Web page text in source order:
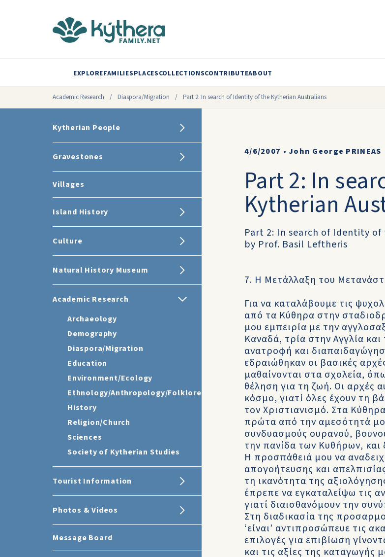
EXPLOREFAMILIESPLACESCOLLECTIONSCONTRIBUTEABOUT
Academic Research / Diaspora/Migration / Part 2: In search of Identity of the Kytherian Australians
Kytherian People
Gravestones
Villages
Island History
Culture
Natural History Museum
Academic Research
Archaeology
Demography
Diaspora/Migration
Education
Environment/Ecology
Ethnology/Anthropology/Folklore
History
Religion/Church
Sciences
Society of Kytherian Studies
Tourist Information
Photos & Videos
Message Board
4/6/2007 • John George PRINEAS
Part 2: In
Kytherian
Part 2: In search of Identity
by Prof. Basil Leftheris
7. Η Μετάλλαξη του
Για να καταλάβουμε τις
από τα Κύθηρα στην
μου εμπειρία με την
Καναδά, τρία στην Αγγλία
ανατροφή και
εδραιώθηκαν οι βασικές
μαθαίνονται στα σχολεία,
θέληση για τη ζωή. Οι αρχές
κόσμο, γιατί όλες έχουν τη
τον Χριστιανισμό. Στα
πρώτα από την αμεσότητά
συνδυασμούς ουρανού,
την πανίδα των Κυθήρων, και
Η προσπάθειά μου να
απογοήτευσης και
τη ικανότητα της
έπρεπε να εγκαταλείψω τις
γιατί διαισθανόμουν την
Στη διαδικασία της
‘είναι’ αντιπροσώπευε τις
επιλογές για επιβίωση
και τις αξίες της